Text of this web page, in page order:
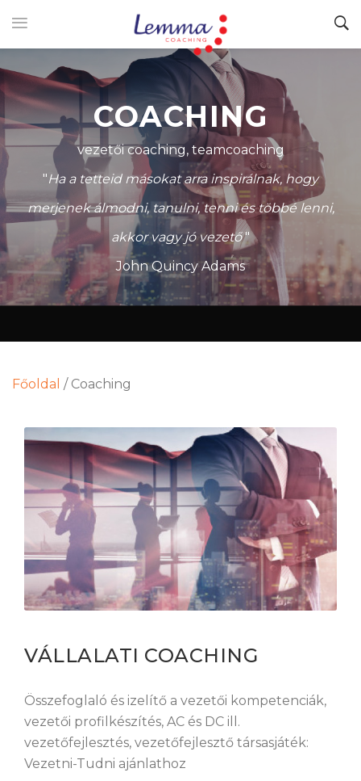
COACHING
vezetői coaching, teamcoaching
"Ha a tetteid másokat arra inspirálnak, hogy
merjenek álmodni, tanulni, tenni és többé lenni,
akkor vagy jó vezető"
John Quincy Adams
Főoldal / Coaching
VÁLLALATI COACHING
Összefoglaló és izelítő a vezetői kompetenciák,
vezetői profilkészítés, AC és DC ill.
vezetőfejlesztés, vezetőfejlesztő társasjáték:
Vezetni-Tudni ajánlathoz